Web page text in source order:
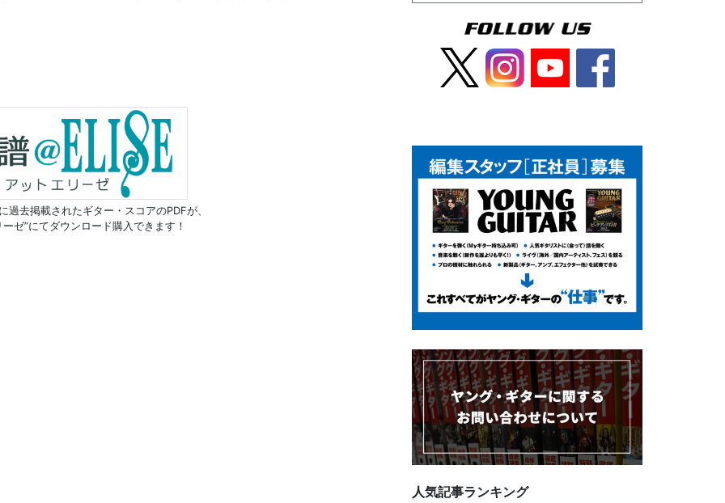
過去掲載されたギター・スコアのPDFが、
ゼ”にてダウンロード購入できます！
人気記事ランキング